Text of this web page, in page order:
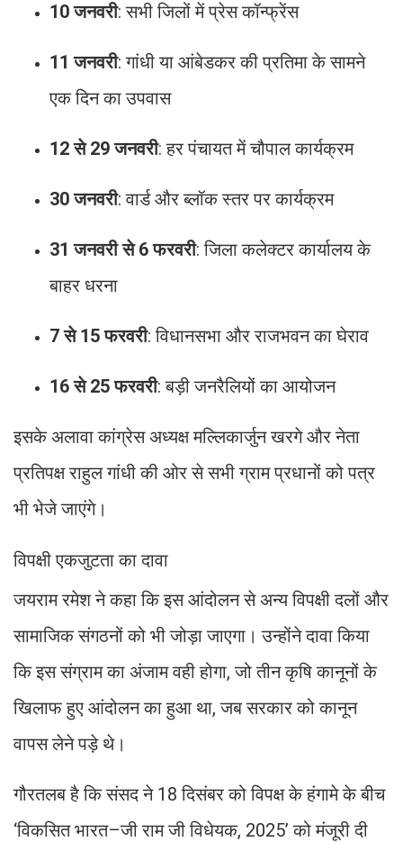
10 जनवरी: सभी जिलों में प्रेस कॉन्फ्रेंस
11 जनवरी: गांधी या आंबेडकर की प्रतिमा के सामने
एक दिन का उपवास
12 से 29 जनवरी: हर पंचायत में चौपाल कार्यक्रम
30 जनवरी: वार्ड और ब्लॉक स्तर पर कार्यक्रम
31 जनवरी से 6 फरवरी: जिला कलेक्टर कार्यालय के
बाहर धरना
7 से 15 फरवरी: विधानसभा और राजभवन का घेराव
16 से 25 फरवरी: बड़ी जनरैलियों का आयोजन
इसके अलावा कांग्रेस अध्यक्ष मल्लिकार्जुन खरगे और नेता
प्रतिपक्ष राहुल गांधी की ओर से सभी ग्राम प्रधानों को पत्र
भी भेजे जाएंगे।
विपक्षी एकजुटता का दावा
जयराम रमेश ने कहा कि इस आंदोलन से अन्य विपक्षी दलों और
सामाजिक संगठनों को भी जोड़ा जाएगा। उन्होंने दावा किया
कि इस संग्राम का अंजाम वही होगा, जो तीन कृषि कानूनों के
खिलाफ हुए आंदोलन का हुआ था, जब सरकार को कानून
वापस लेने पड़े थे।
गौरतलब है कि संसद ने 18 दिसंबर को विपक्ष के हंगामे के बीच
‘विकसित भारत–जी राम जी विधेयक, 2025’ को मंजूरी दी